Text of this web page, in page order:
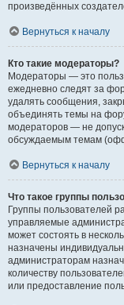
произведённых
Вернуться к началу
Кто такие модераторы?
Модераторы — это
ежедневно следят за
удалять сообщения,
объединять темы на
модераторов — не
обсуждаемым темам
Вернуться к началу
Что такое группы
Группы пользователей
управляемые
может состоять в
назначены
администраторам
количеству
или предоставление